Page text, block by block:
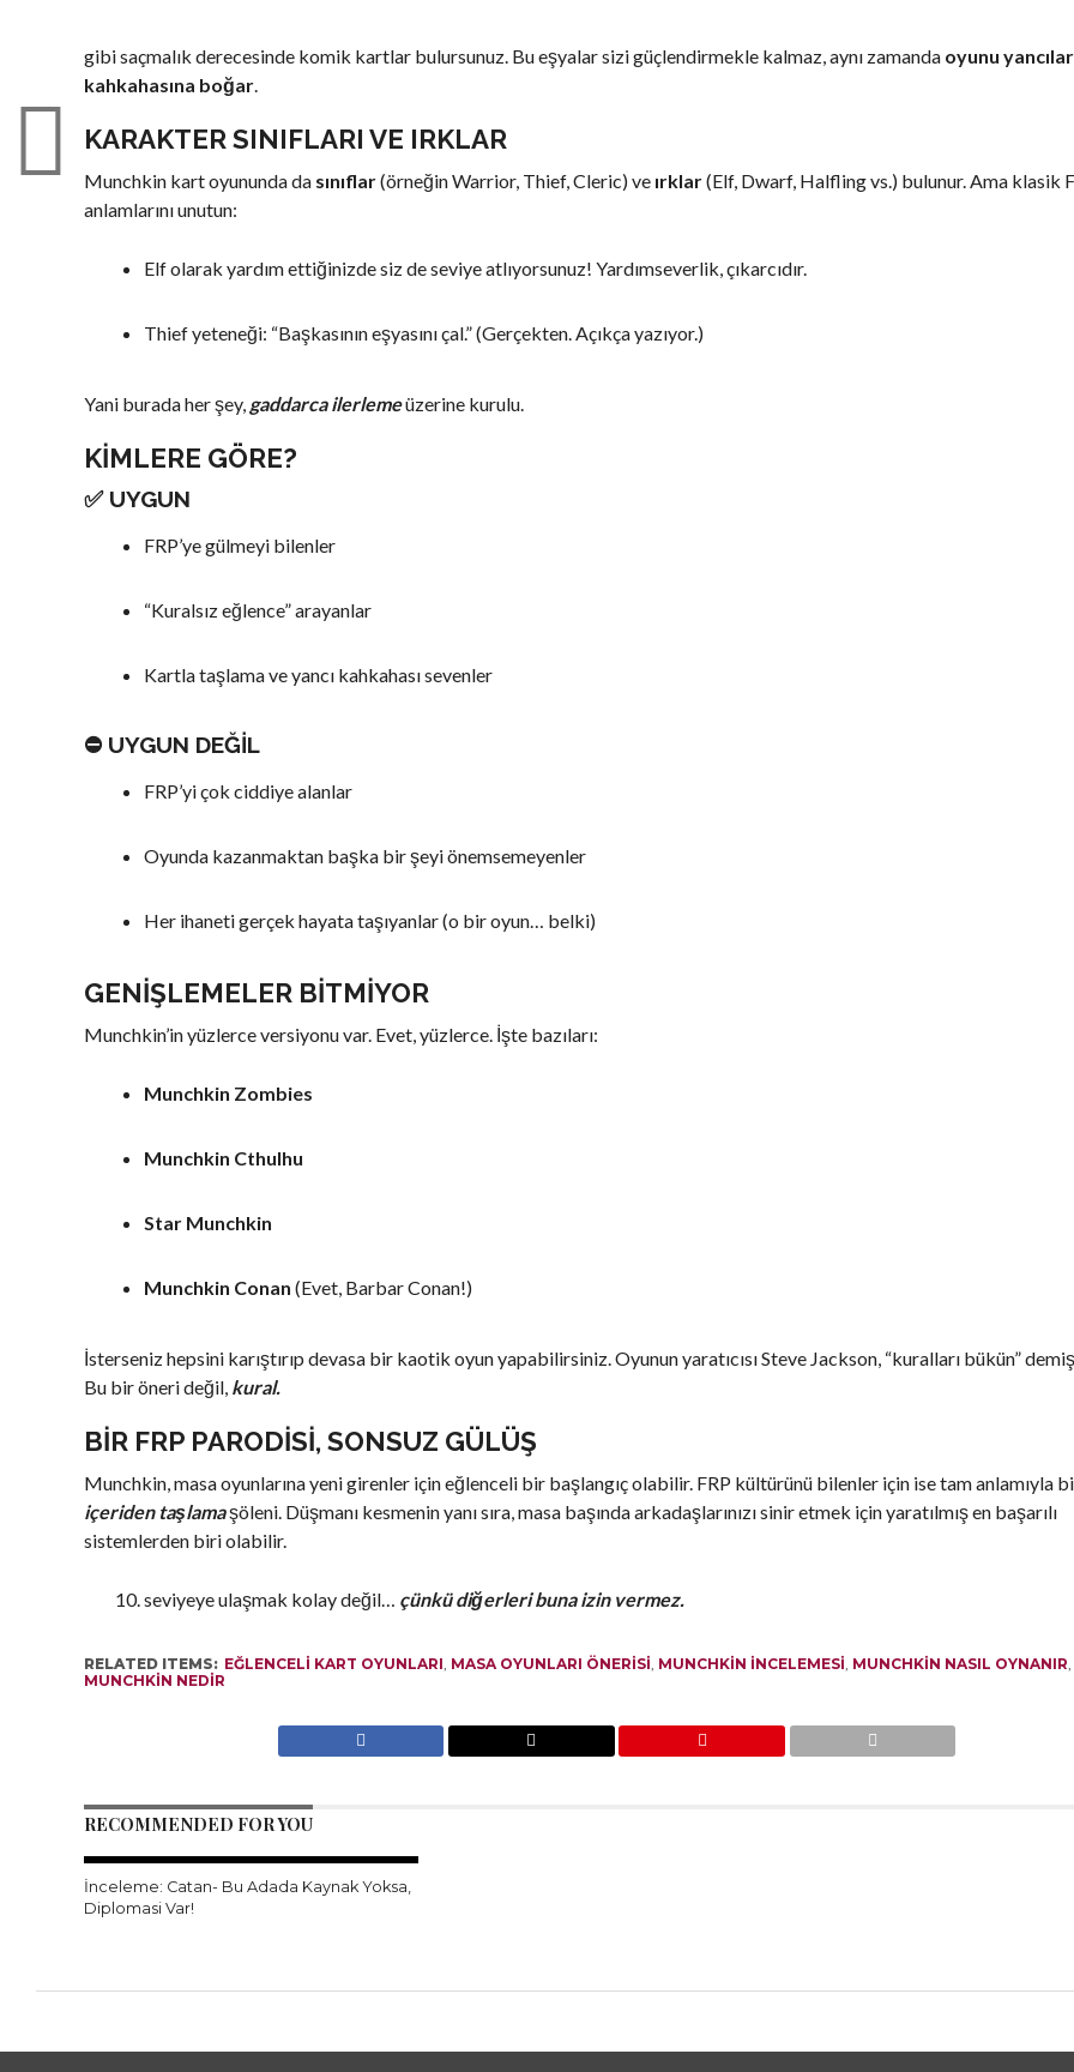
gibi saçmalık derecesinde komik kartlar bulursunuz. Bu eşyalar sizi güçlendirmekle kalmaz, aynı zamanda oyunu
kahkahasına boğar.
KARAKTER SINIFLARI VE IRKLAR
Munchkin kart oyununda da sınıflar(örneğin Warrior, Thief, Cleric) ve ırklar(Elf, Dwarf, Halfling vs.) bulunur. Ama klasik
anlamlarını unutun:
Elf olarak yardım ettiğinizde siz de seviye atlıyorsunuz! Yardımseverlik, çıkarcıdır.
Thief yeteneği: “Başkasının eşyasını çal.” (Gerçekten. Açıkça yazıyor.)
Yani burada her şey, gaddarca ilerlemeüzerine kurulu.
KIMLERE GÖRE?
✅ UYGUN
FRP’ye gülmeyi bilenler
“Kuralsız eğlence” arayanlar
Kartla taşlama ve yancı kahkahası sevenler
⛔ UYGUN DEĞIL
FRP’yi çok ciddiye alanlar
Oyunda kazanmaktan başka bir şeyi önemsemeyenler
Her ihaneti gerçek hayata taşıyanlar (o bir oyun… belki)
GENIŞLEMELER BITMIYOR
Munchkin’in yüzlerce versiyonu var. Evet, yüzlerce. İşte bazıları:
Munchkin Zombies
Munchkin Cthulhu
Star Munchkin
Munchkin Conan (Evet, Barbar Conan!)
İsterseniz hepsini karıştırıp devasa bir kaotik oyun yapabilirsiniz. Oyunun yaratıcısı Steve Jackson, “kuralları bükün”
Bu bir öneri değil, kural.
BIR FRP PARODISI, SONSUZ GÜLÜŞ
Munchkin, masa oyunlarına yeni girenler için eğlenceli bir başlangıç olabilir. FRP kültürünü bilenler için ise tam anlamıyla
içeriden taşlamaşöleni. Düşmanı kesmenin yanı sıra, masa başında arkadaşlarınızı sinir etmek için yaratılmış en başarılı
sistemlerden biri olabilir.
seviyeye ulaşmak kolay değil… çünkü diğerleri buna izin vermez.
RELATED ITEMS: EĞLENCELI KART OYUNLARI, MASA OYUNLARI ÖNERISI, MUNCHKIN INCELEMESI, MUNCHKIN NASIL OYNANIR,
MUNCHKIN NEDIR
RECOMMENDED FOR YOU
İnceleme: Catan- Bu Adada Kaynak Yoksa,
Diplomasi Var!